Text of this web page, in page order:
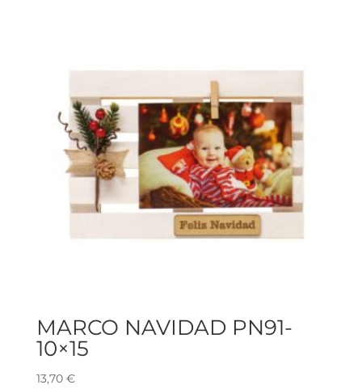
MARCO NAVIDAD PN91-
10×15
13,70 €